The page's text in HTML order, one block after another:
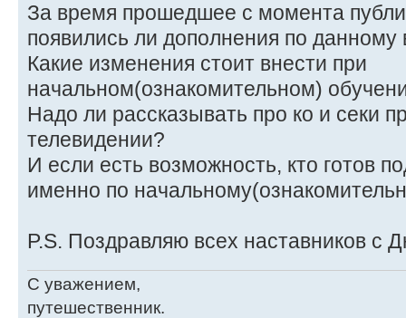
За время прошедшее с момента
появились ли дополнения по данному
Какие изменения стоит внести при
начальном(ознакомительном)
Надо ли рассказывать про ко и секи
телевидении?
И если есть возможность, кто готов
именно по
P.S. Поздравляю всех наставников с
С уважением,
путешественник.